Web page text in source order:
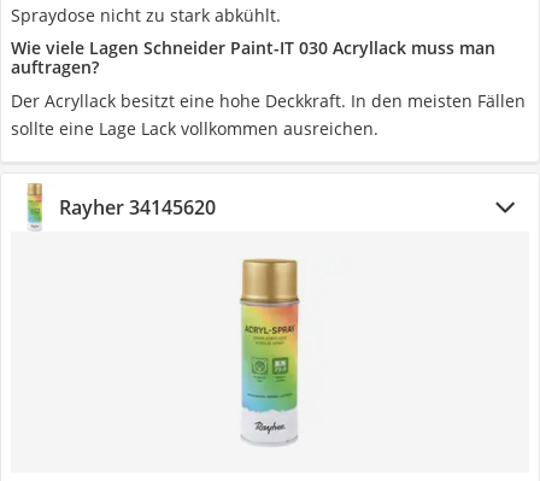
Spraydose nicht zu stark abkühlt.
Wie viele Lagen Schneider Paint-IT 030 Acryllack muss man
auftragen?
Der Acryllack besitzt eine hohe Deckkraft. In den meisten Fällen
sollte eine Lage Lack vollkommen ausreichen.
Rayher 34145620